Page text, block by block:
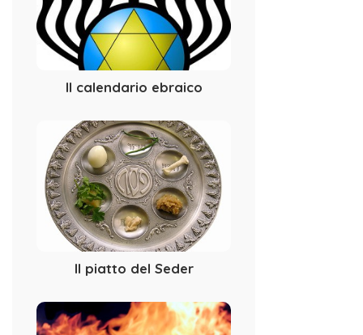
Il calendario ebraico
Il piatto del Seder